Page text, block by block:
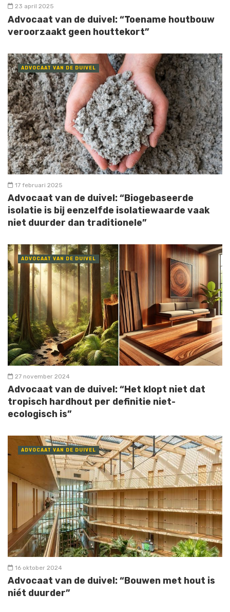
23 april 2025
Advocaat van de duivel: “Toename houtbouw
veroorzaakt geen houttekort”
ADVOCAAT VAN DE DUIVEL
17 februari 2025
Advocaat van de duivel: “Biogebaseerde
isolatie is bij eenzelfde isolatiewaarde vaak
niet duurder dan traditionele”
ADVOCAAT VAN DE DUIVEL
27 november 2024
Advocaat van de duivel: “Het klopt niet dat
tropisch hardhout per definitie niet-
ecologisch is”
ADVOCAAT VAN DE DUIVEL
16 oktober 2024
Advocaat van de duivel: “Bouwen met hout is
niét duurder”